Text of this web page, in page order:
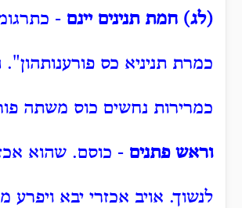
(לג) חמת תנינים יינם -
כמרת תניניא כס פורענותהון".
כמרירות נחשים כוס משתה
וראש פתנים - כוסם. שהוא
לנשוך. אויב אכזרי יבא ויפרע